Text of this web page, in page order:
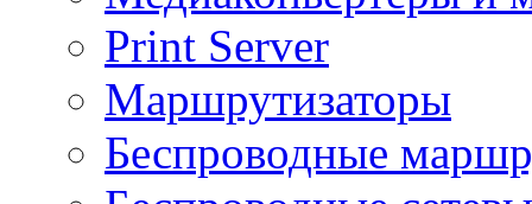
Print Server
Маршрутизаторы
Беспроводные